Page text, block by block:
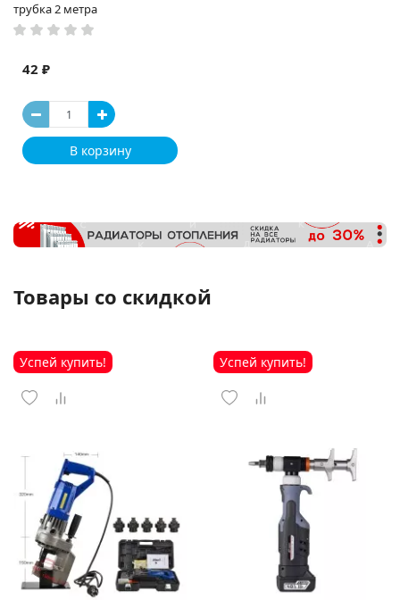
трубка 2 метра
42 ₽
В корзину
Товары со скидкой
Успей купить! Успей купить!